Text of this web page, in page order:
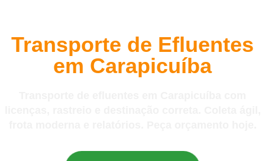
Transporte de Efluentes
em Carapicuíba